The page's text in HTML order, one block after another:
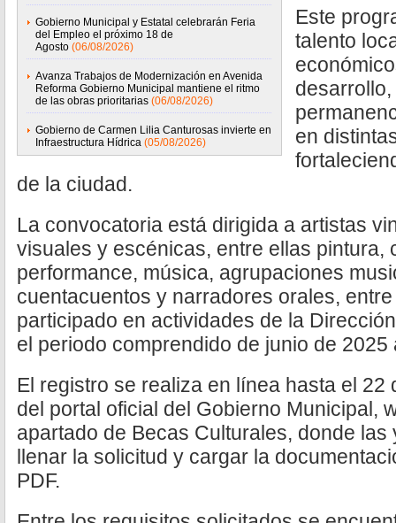
Gobierno Municipal y Estatal celebrarán Feria
del Empleo el próximo 18 de
Agosto (06/08/2026)
Avanza Trabajos de Modernización en Avenida
Reforma Gobierno Municipal mantiene el ritmo
de las obras prioritarias (06/08/2026)
Gobierno de Carmen Lilia Canturosas invierte en
Infraestructura Hídrica (05/08/2026)
Este
talento
en
de la ciudad.
La convocatoria está dirigida a artistas
visuales y escénicas, entre ellas pintura,
performance, música, agrupaciones
cuentacuentos y narradores orales,
participado en actividades de la
el periodo comprendido de junio de 2025
El registro se realiza en línea hasta el 22
del portal oficial del Gobierno Municipal,
apartado de Becas Culturales, donde
llenar la solicitud y cargar la
PDF.